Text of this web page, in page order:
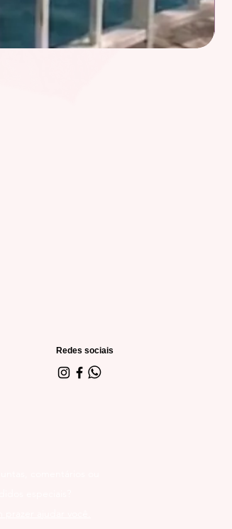
Redes sociais